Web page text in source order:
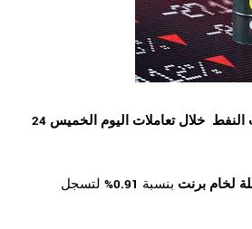
التحليل الفني لتحركات النفط خلال تعاملات اليوم الخميس 24
لخام برنت بنسبة 0.91%
لتسجل